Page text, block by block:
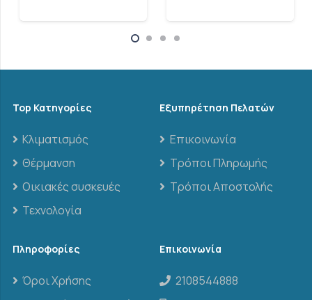
Top Κατηγορίες
Κλιματισμός
Θέρμανση
Οικιακές συσκευές
Τεχνολογία
Εξυπηρέτηση Πελατών
Επικοινωνία
Τρόποι Πληρωμής
Τρόποι Αποστολής
Πληροφορίες
Όροι Χρήσης
Επικοινωνία
2108544888